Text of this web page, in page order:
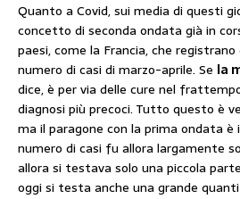
Quanto a Covid, sui media di questi
concetto di seconda ondata già in
paesi, come la Francia, che
numero di casi di marzo-aprile. Se la
dice, è per via delle cure nel
diagnosi più precoci. Tutto questo è
ma il paragone con la prima ondata è
numero di casi fu allora largamente
allora si testava solo una piccola
oggi si testa anche una grande